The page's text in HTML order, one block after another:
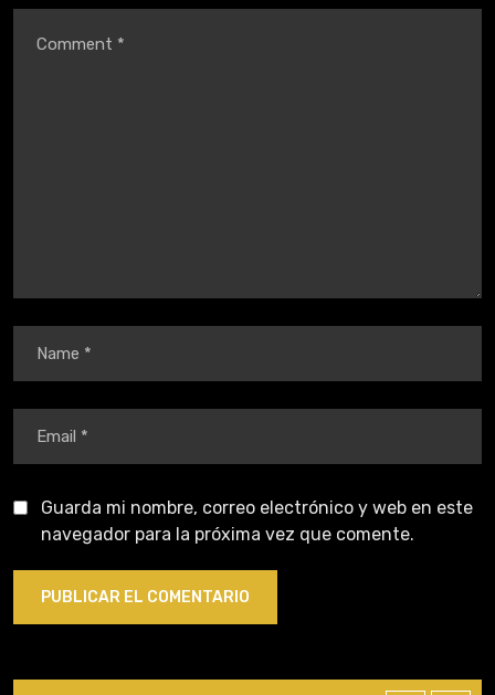
Guarda mi nombre, correo electrónico y web en este
navegador para la próxima vez que comente.